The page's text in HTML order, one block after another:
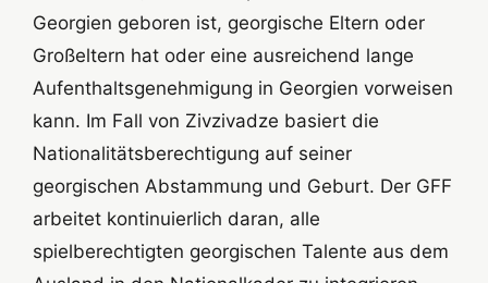
Georgien geboren ist, georgische Eltern oder
Großeltern hat oder eine ausreichend lange
Aufenthaltsgenehmigung in Georgien vorweisen
kann. Im Fall von Zivzivadze basiert die
Nationalitätsberechtigung auf seiner
georgischen Abstammung und Geburt. Der GFF
arbeitet kontinuierlich daran, alle
spielberechtigten georgischen Talente aus dem